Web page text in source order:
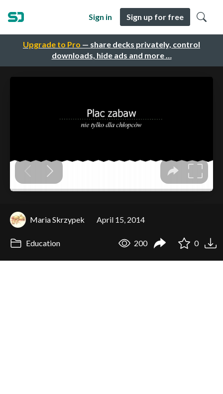
Upgrade to Pro — share decks privately, control
downloads, hide ads and more …
Sign in Sign up for free
Maria Skrzypek April 15, 2014
Education 200 0